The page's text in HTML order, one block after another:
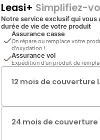
Leasi+ Simplifiez-
Notre service exclusif qui
durée de vie de votre produit
Assurance casse
On répare ou remplace votre
d'oxydation !
Assurance vol
Expédition d'un produit de
12 mois de couverture
24 mois de couverture